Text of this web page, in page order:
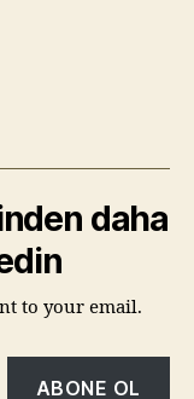
daha
to your email.
ABONE OL